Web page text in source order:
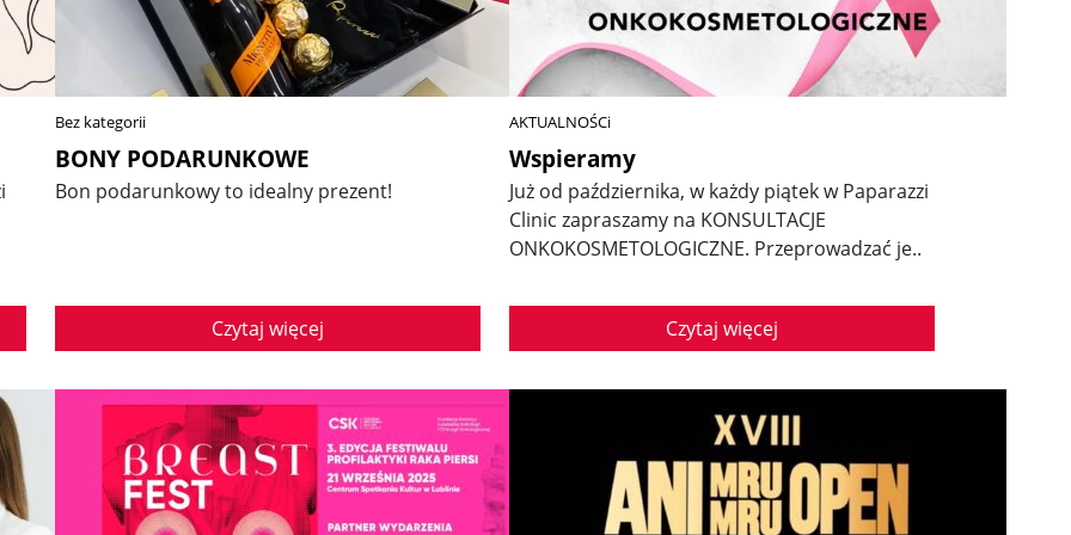
Bez kategorii
BONY PODARUNKOWE
Bon podarunkowy to idealny prezent!
Czytaj więcej
AKTUALNOŚCi
Wspieramy
Już od października, w każdy piątek w Paparazzi
Clinic zapraszamy na KONSULTACJE
ONKOKOSMETOLOGICZNE. Przeprowadzać je..
Czytaj więcej